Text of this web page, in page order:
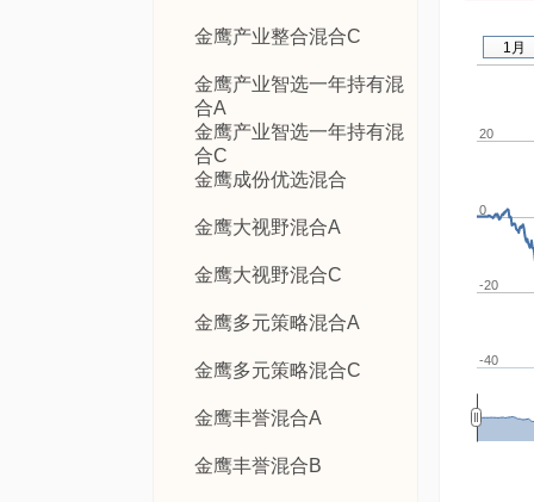
金鹰产业整合混合C
金鹰产业智选一年持有混
合A
金鹰产业智选一年持有混
合C
金鹰成份优选混合
金鹰大视野混合A
金鹰大视野混合C
金鹰多元策略混合A
金鹰多元策略混合C
金鹰丰誉混合A
金鹰丰誉混合B
-40
-20
0
20
1月